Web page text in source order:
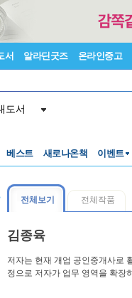
서 알라딘굿즈 온라인중고
도서
베스트 새로나온책 이벤트
전체보기 전체작품
김종육
저자는 현재 개업 공인중개사로
정으로 저자가 업무 영역을 확장